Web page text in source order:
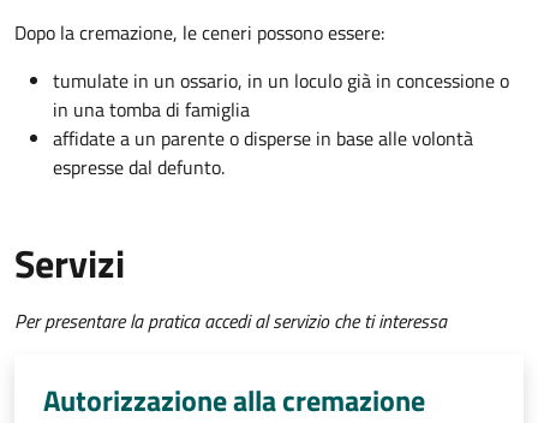
Dopo la cremazione, le ceneri possono essere:
tumulate in un ossario, in un loculo già in concessione o
in una tomba di famiglia
affidate a un parente o disperse in base alle volontà
espresse dal defunto.
Servizi
Per presentare la pratica accedi al servizio che ti interessa
Autorizzazione alla cremazione